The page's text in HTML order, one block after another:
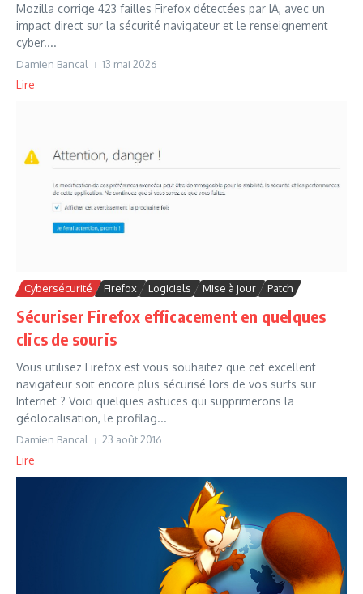
Mozilla corrige 423 failles Firefox détectées par IA, avec un
impact direct sur la sécurité navigateur et le renseignement
cyber....
Damien Bancal 13 mai 2026
Lire
Cybersécurité Firefox Logiciels Mise à jour Patch
Sécuriser Firefox efficacement en quelques
clics de souris
Vous utilisez Firefox est vous souhaitez que cet excellent
navigateur soit encore plus sécurisé lors de vos surfs sur
Internet ? Voici quelques astuces qui supprimerons la
géolocalisation, le profilag...
Damien Bancal 23 août 2016
Lire